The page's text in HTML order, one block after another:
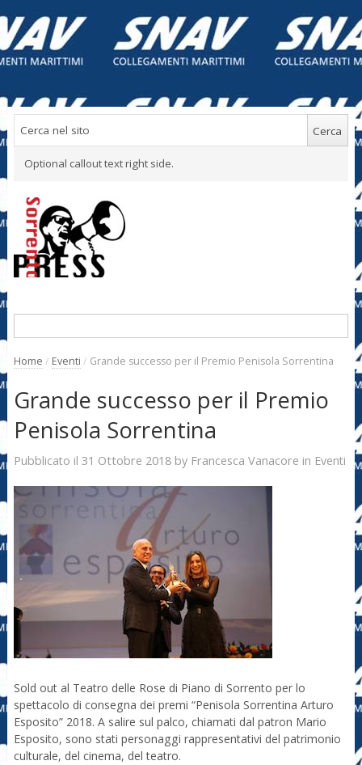
Optional callout text right side.
Home / Eventi / Grande successo per il Premio Penisola Sorrentina
Grande successo per il Premio
Penisola Sorrentina
Pubblicato il 31 Ottobre 2018by Francesca Vanacore in Eventi
Sold out al Teatro delle Rose di Piano di Sorrento per lo
spettacolo di consegna dei premi “Penisola Sorrentina Arturo
Esposito” 2018. A salire sul palco, chiamati dal patron Mario
Esposito, sono stati personaggi rappresentativi del patrimonio
culturale, del cinema, del teatro.